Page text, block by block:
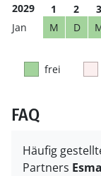
2029 1 2 3
M
D
frei
FAQ
Häufig
Partners